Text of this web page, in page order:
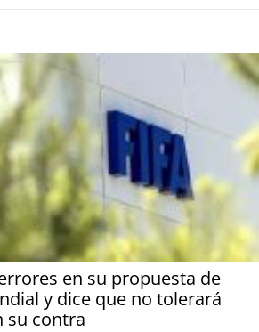
en su propuesta de
y dice que no tolerará
su contra